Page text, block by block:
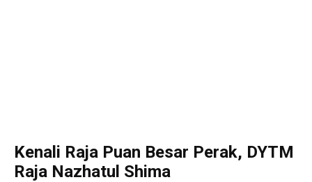
Kenali Raja Puan Besar Perak, DYTM
Raja Nazhatul Shima